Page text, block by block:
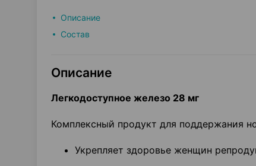
Описание
Состав
Описание
Легкодоступное железо 28 мг
Комплексный продукт для поддержания
Укрепляет здоровье женщин